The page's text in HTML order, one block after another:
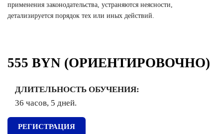
применения законодательства, устраняются неясности,
детализируется порядок тех или иных действий.
555 BYN (ОРИЕНТИРОВОЧНО)
ДЛИТЕЛЬНОСТЬ ОБУЧЕНИЯ:
36 часов, 5 дней.
РЕГИСТРАЦИЯ